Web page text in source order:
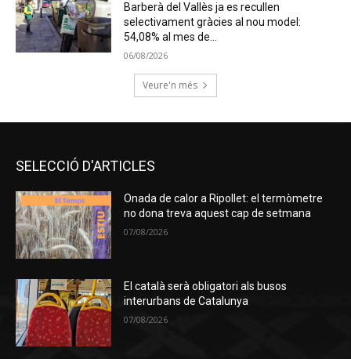
Barberà del Vallès ja es recullen
selectivament gràcies al nou model:
54,08% al mes de...
06/08/2026
Veure'n més
SELECCIÓ D'ARTICLES
Onada de calor a Ripollet: el termòmetre
no dona treva aquest cap de setmana
07/08/2026
El català serà obligatori als busos
interurbans de Catalunya
07/08/2026